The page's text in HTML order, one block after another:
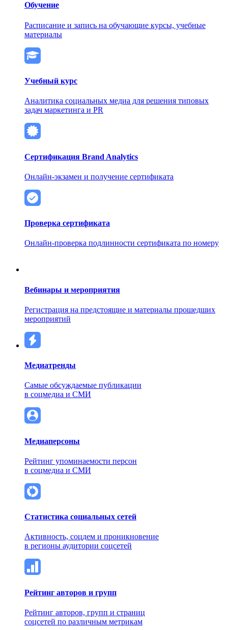
Обучение
Расписание и запись на обучающие курсы, учебные
материалы
Учебный курс
Аналитика социальных медиа для решения типовых
задач маркетинга и PR
Сертификация Brand Analytics
Онлайн-экзамен и получение сертификата
Проверка сертификата
Онлайн-проверка подлинности сертификата по номеру
Вебинары и мероприятия
Регистрация на предстоящие и материалы прошедших
мероприятий
Медиатренды
Самые обсуждаемые публикации
в соцмедиа и СМИ
Медиаперсоны
Рейтинг упоминаемости персон
в соцмедиа и СМИ
Статистика социальных сетей
Активность, соцдем и проникновение
в регионы аудитории соцсетей
Рейтинг авторов и групп
Рейтинг авторов, групп и страниц
соцсетей по различным метрикам